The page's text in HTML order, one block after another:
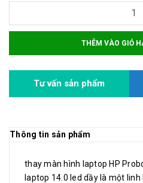
THÊM VÀO GIỎ
Tư vấn sản phẩm
Thông tin sản phẩm
thay màn hình laptop HP
laptop 14.0 led dầy là một